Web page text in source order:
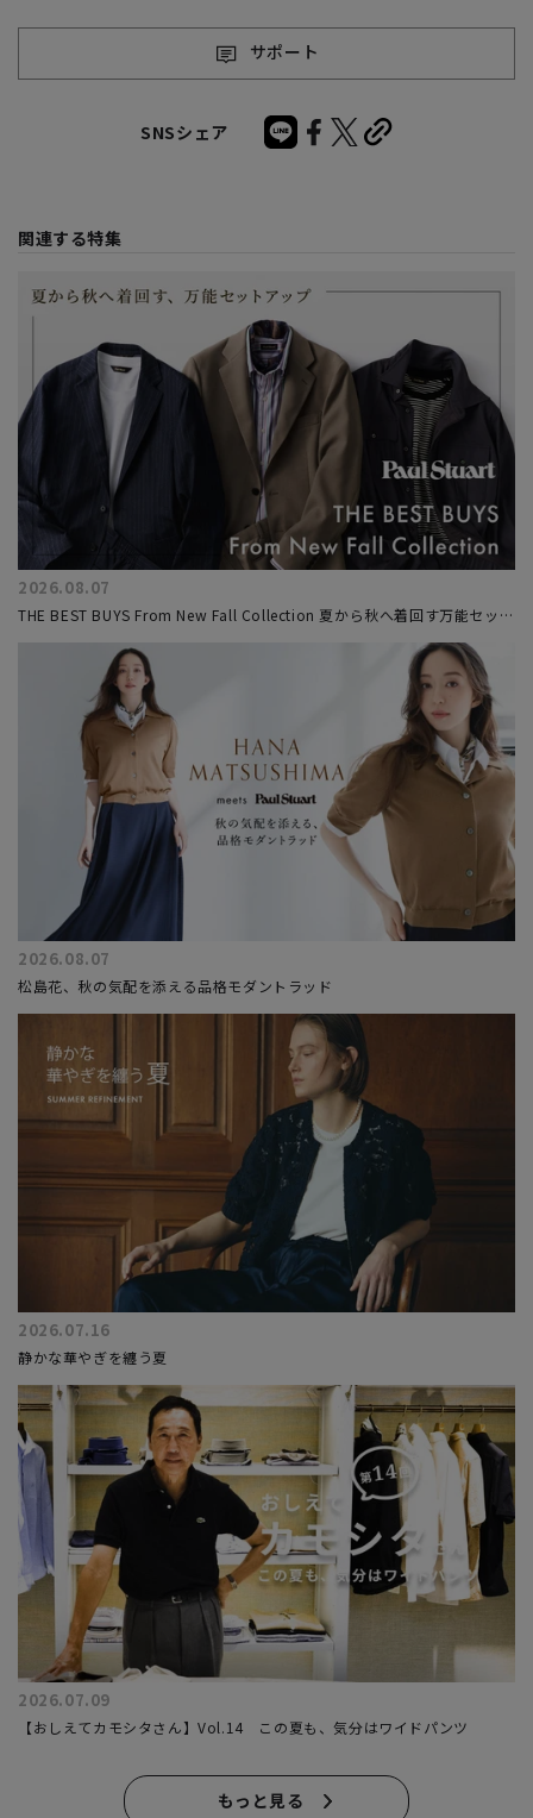
サポート
SNSシェア
関連する特集
2026.08.07
THE BEST BUYS From New Fall Collection 夏から秋へ着回す万能セット
2026.08.07
松島花、秋の気配を添える品格モダントラッド
2026.07.16
静かな華やぎを纏う夏
2026.07.09
【おしえてカモシタさん】Vol.14 この夏も、気分はワイドパンツ
もっと見る